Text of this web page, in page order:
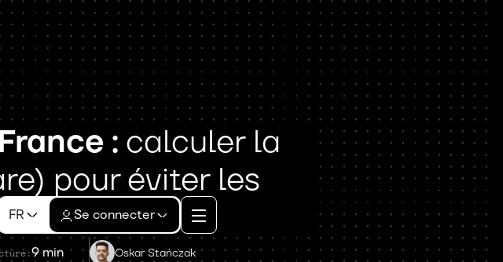
FR Se connecter
: calculer la
pour éviter les
9 min Oskar Stańczak